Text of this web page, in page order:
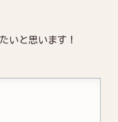
いと思います！